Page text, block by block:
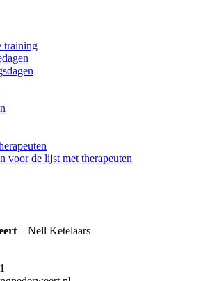
training
voor de lijst met therapeuten
– Nell Ketelaars